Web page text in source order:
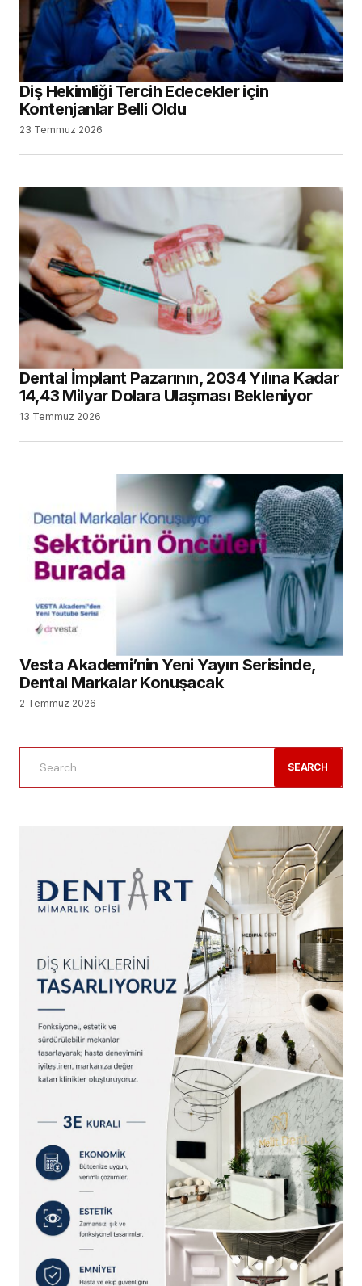
Diş Hekimliği Tercih Edecekler için
Kontenjanlar Belli Oldu
23 Temmuz 2026
Dental İmplant Pazarının, 2034 Yılına Kadar
14,43 Milyar Dolara Ulaşması Bekleniyor
13 Temmuz 2026
Vesta Akademi’nin Yeni Yayın Serisinde,
Dental Markalar Konuşacak
2 Temmuz 2026
SEARCH